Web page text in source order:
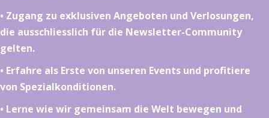
•⁠ ⁠⁠Zugang zu exklusiven Angeboten und Verlosungen,
die ausschliesslich für die Newsletter-Community
gelten.
•⁠ ⁠⁠Erfahre als Erste von unseren Events und profitiere
von Spezialkonditionen.
•⁠ ⁠⁠Lerne wie wir gemeinsam die Welt bewegen und